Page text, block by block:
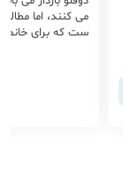
می کنند، اما
ست که برای خانم